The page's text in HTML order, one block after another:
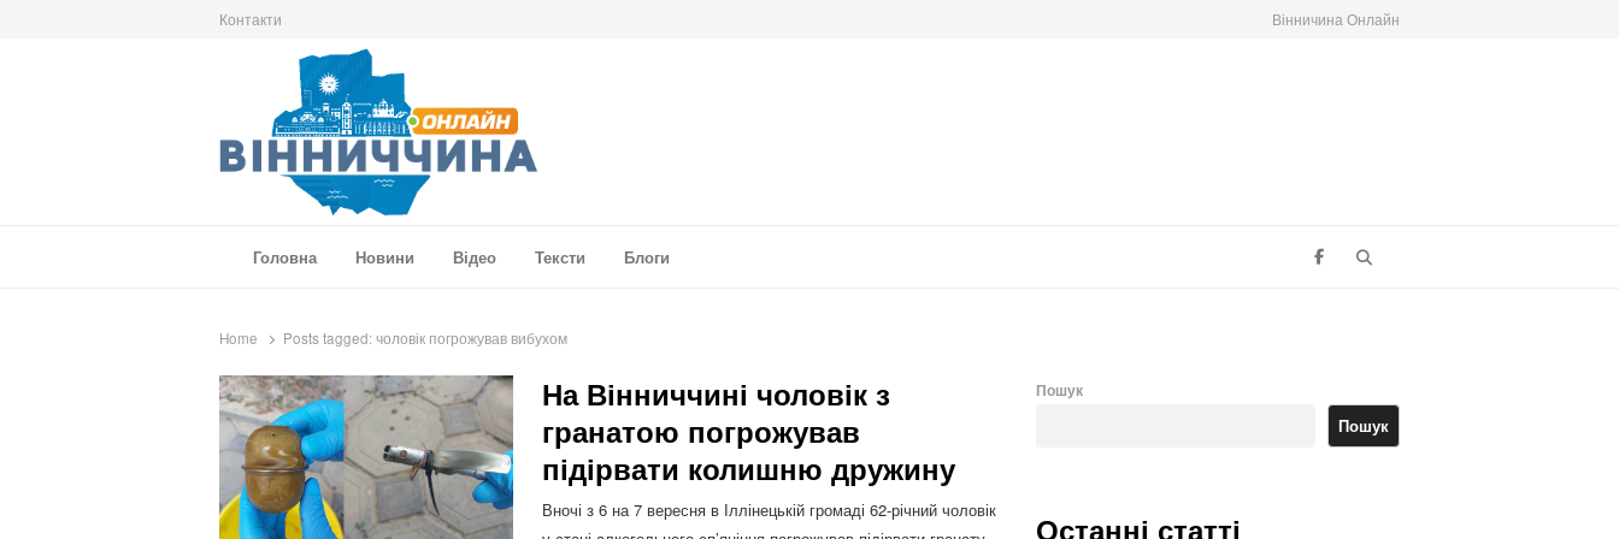
Контакти Вінничина Онлайн
Головна
Новини Відео Тексти Блоги
Home Posts tagged: чоловік погрожував вибухом
На Вінниччині чоловік з
гранатою погрожував
підірвати колишню дружину
Вночі з 6 на 7 вересня в Іллінецькій громаді 62-річний чоловік
Пошук
Пошук
Останні статті